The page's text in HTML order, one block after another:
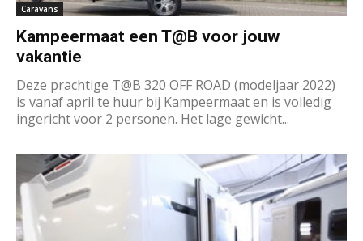
Caravans
Kampeermaat een T@B voor jouw
vakantie
Deze prachtige T@B 320 OFF ROAD (modeljaar 2022)
is vanaf april te huur bij Kampeermaat en is volledig
ingericht voor 2 personen. Het lage gewicht...